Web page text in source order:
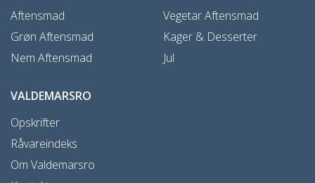
Aftensmad
Grøn Aftensmad
Nem Aftensmad
Vegetar Aftensmad
Kager & Desserter
Jul
VALDEMARSRO
Opskrifter
Råvareindeks
Om Valdemarsro